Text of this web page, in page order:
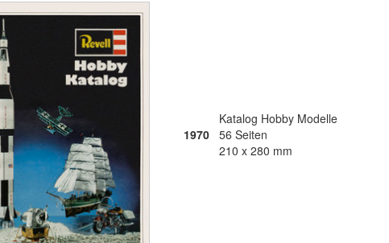
1970
Katalog Hobby Modelle
56 Seiten
210 x 280 mm